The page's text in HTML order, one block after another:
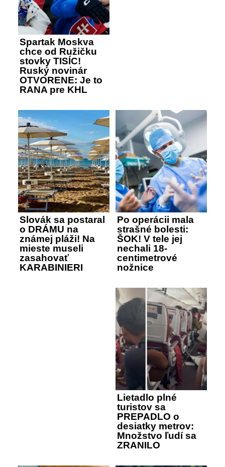
Spartak Moskva
chce od Ružičku
stovky TISÍC!
Ruský novinár
OTVORENE: Je to
RANA pre KHL
Slovák sa postaral
o DRÁMU na
známej pláži! Na
mieste museli
zasahovať
KARABINIERI
Po operácii mala
strašné bolesti:
ŠOK! V tele jej
nechali 18-
centimetrové
nožnice
Lietadlo plné
turistov sa
PREPADLO o
desiatky metrov:
Množstvo ľudí sa
ZRANILO